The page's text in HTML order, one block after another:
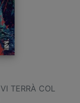
TERRÀ COL